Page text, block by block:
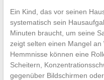
Ein Kind, das vor seinen
systematisch sein
Minuten braucht, um seine
zeigt selten einen Mangel
Hemmnisse können eine
Scheitern,
gegenüber Bildschirmen